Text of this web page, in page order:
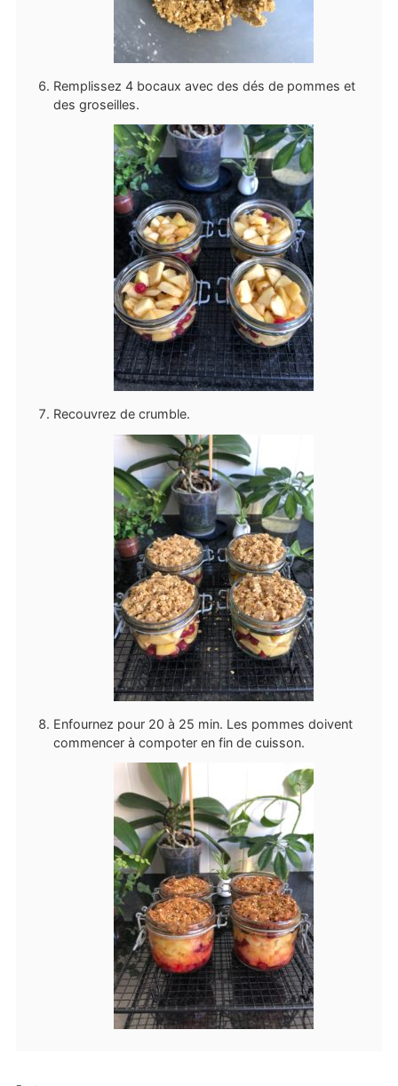
Remplissez 4 bocaux avec des dés de pommes et
des groseilles.
Recouvrez de crumble.
Enfournez pour 20 à 25 min. Les pommes doivent
commencer à compoter en fin de cuisson.